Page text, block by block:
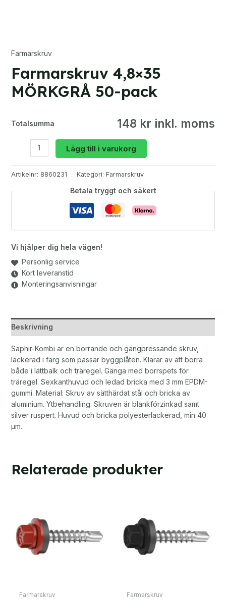
Farmarskruv
Farmarskruv 4,8×35
MÖRKGRÅ 50-pack
Totalsumma 148 kr inkl. moms
Farmarskruv
4,8x35
MÖRKGRÅ
50-
Lägg till i varukorg
Artikelnr: 8860231 Kategori: Farmarskruv
Betala tryggt och säkert
Vi hjälper dig hela vägen!
Personlig service
Kort leveranstid
Monteringsanvisningar
Beskrivning
Saphir-Kombi är en borrande och gängpressande skruv,
lackerad i färg som passar byggplåten. Klarar av att borra
både i lättbalk och träregel. Gänga med borrspets för
träregel. Sexkanthuvud och ledad bricka med 3 mm EPDM-
gummi. Material: Skruv av sätthärdat stål och bricka av
aluminium. Ytbehandling: Skruven är blankförzinkad samt
silver ruspert. Huvud och bricka polyesterlackerad, min 40
μm.
Relaterade produkter
Farmarskruv Farmarskruv